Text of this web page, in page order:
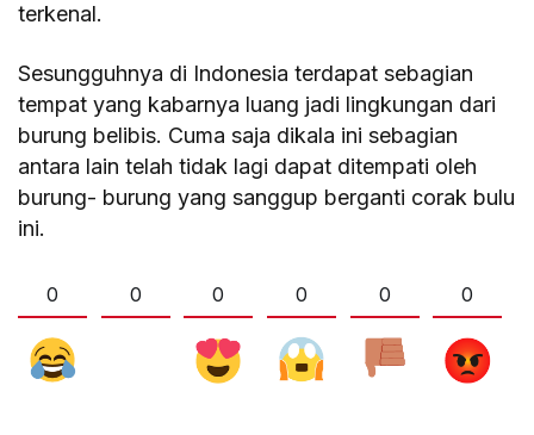
terkenal.
Sesungguhnya di Indonesia terdapat sebagian
tempat yang kabarnya luang jadi lingkungan dari
burung belibis. Cuma saja dikala ini sebagian
antara lain telah tidak lagi dapat ditempati oleh
burung- burung yang sanggup berganti corak bulu
ini.
0 0 0 0 0 0